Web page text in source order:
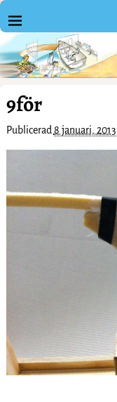
9för
Publicerad 8 januari, 2013